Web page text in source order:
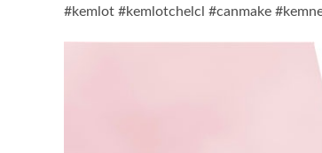
#kemlot #kemlotchelcl #canmake